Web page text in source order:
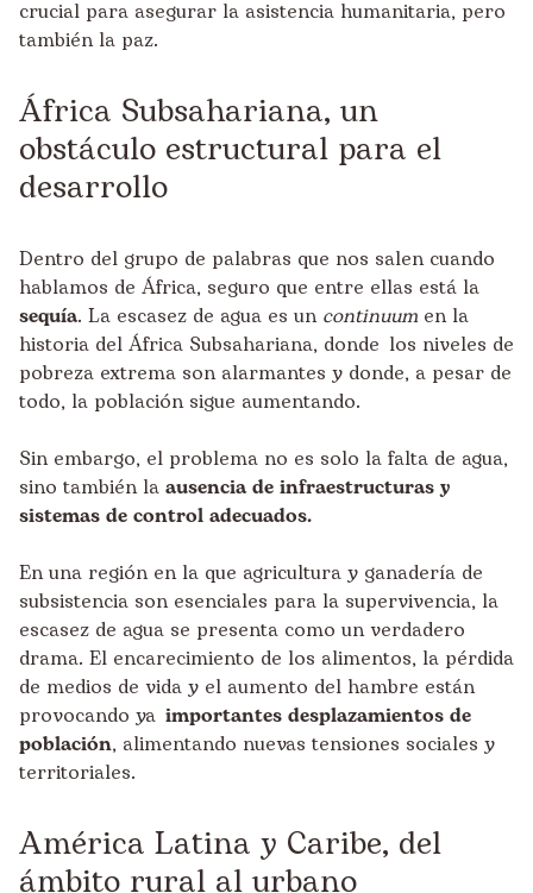
crucial para asegurar la asistencia humanitaria, pero
también la paz.
África Subsahariana, un
obstáculo estructural para el
desarrollo
Dentro del grupo de palabras que nos salen cuando
hablamos de África, seguro que entre ellas está la
sequía. La escasez de agua es un continuumen la
historia del África Subsahariana, donde los niveles de
pobreza extrema son alarmantes y donde, a pesar de
todo, la población sigue aumentando.
Sin embargo, el problema no es solo la falta de agua,
sino también la ausencia de infraestructuras y
sistemas de control adecuados.
En una región en la que agricultura y ganadería de
subsistencia son esenciales para la supervivencia, la
escasez de agua se presenta como un verdadero
drama. El encarecimiento de los alimentos, la pérdida
de medios de vida y el aumento del hambre están
provocando ya importantes desplazamientos de
población, alimentando nuevas tensiones sociales y
territoriales.
América Latina y Caribe, del
ámbito rural al urbano